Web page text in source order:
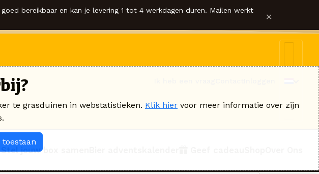
bereikbaar en kan je levering 1 tot 4 werkdagen duren. Mailen werkt ×
Stel jouw box samen
te grasduinen in webstatistieken. Klik hier voor meer informatie over zijn
toestaan